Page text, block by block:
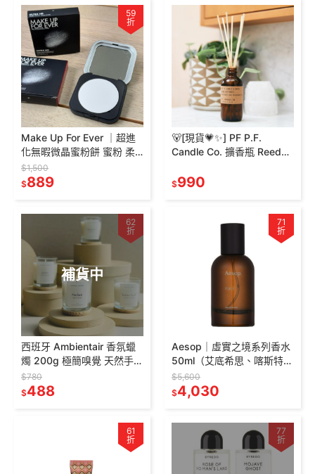
59
折
Make Up For Ever ｜超進
化無暇微晶蜜粉餅 蜜粉 柔
霧輕感蜜粉 muf 蜜粉餅
$1,500
$889
🐻[現貨💗✨] PF P.F.
Candle Co. 擴香瓶 Reed
香 琥珀麝香
$990
補貨中
62
折
西班牙 Ambientair 香氛蠟
燭 200g 極簡嗅覺 天然手工
蠟燭 居家香氛💖
$780
$488
71
折
Aesop｜虛實之境系列香水
50ml（艾底希思、喀斯特、
埃雷米亞、米拉塞蒂、格歐
暮）
$5,600
$4,030
61
折
77
折